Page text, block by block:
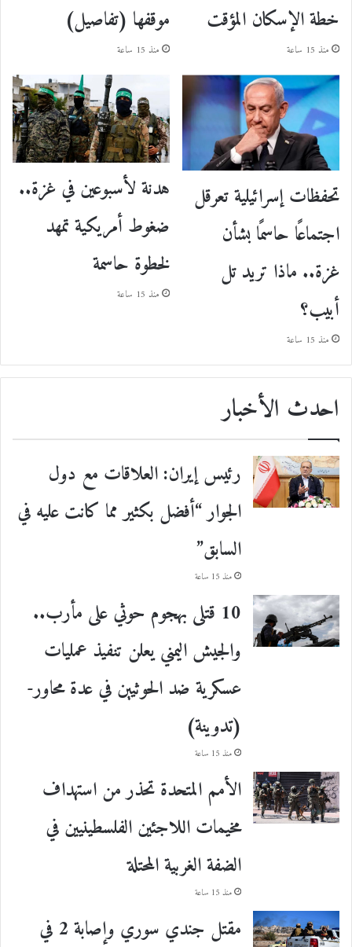
خطة الإسكان المؤقت
منذ 15 ساعة
موقفها (تفاصيل)
منذ 15 ساعة
تحفظات إسرائيلية تعرقل
اجتماعًا حاسمًا بشأن
غزة.. ماذا تريد تل
أبيب؟
منذ 15 ساعة
هدنة لأسبوعين في غزة..
ضغوط أمريكية تمهد
لخطوة حاسمة
منذ 15 ساعة
احدث الأخبار
رئيس إيران: العلاقات مع دول
الجوار “أفضل بكثير مما كانت عليه في
السابق”
منذ 15 ساعة
10 قتلى بهجوم حوثي على مأرب..
والجيش اليمني يعلن تنفيذ عمليات
عسكرية ضد الحوثيين في عدة محاور-
(تدوينة)
منذ 15 ساعة
الأمم المتحدة تحذر من استهداف
مخيمات اللاجئين الفلسطينيين في
الضفة الغربية المحتلة
منذ 15 ساعة
مقتل جندي سوري وإصابة 2 في